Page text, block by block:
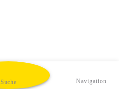
Suche Navigation